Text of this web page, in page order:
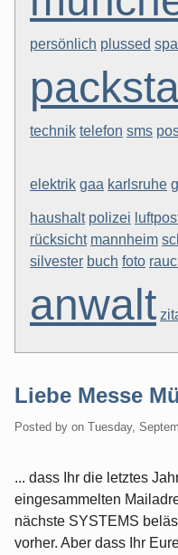
persönlich plussed
technik telefon sms
elektrik gaa karlsruhe
haushalt polizei
rücksicht mannheim
silvester buch foto
anwalt
Liebe Messe
Posted by on Tuesday,
... dass Ihr die letztes
eingesammelten
nächste SYSTEMS
vorher. Aber dass Ihr